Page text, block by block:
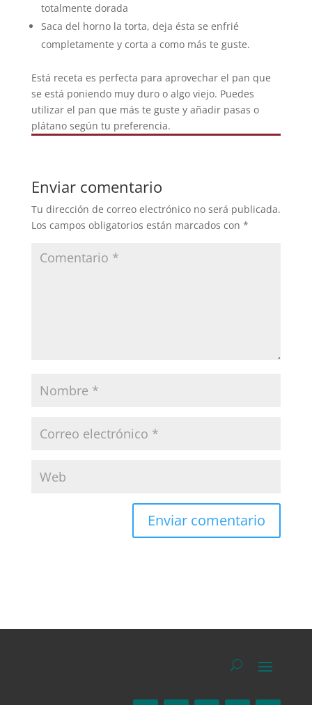
totalmente dorada
Saca del horno la torta, deja ésta se enfrié
completamente y corta a como más te guste.
Está receta es perfecta para aprovechar el pan que
se está poniendo muy duro o algo viejo. Puedes
utilizar el pan que más te guste y añadir pasas o
plátano según tu preferencia.
Enviar comentario
Tu dirección de correo electrónico no será publicada.
Los campos obligatorios están marcados con *